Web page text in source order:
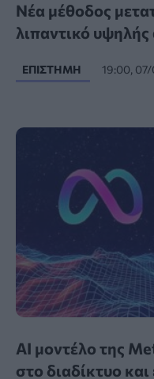
Νέα μέθοδος
λιπαντικό
ΕΠΙΣΤΉΜΗ 19:00,
AI μοντέλο της
στο διαδίκτυο